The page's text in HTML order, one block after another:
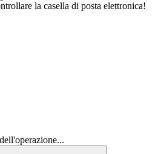
la casella di posta elettronica!